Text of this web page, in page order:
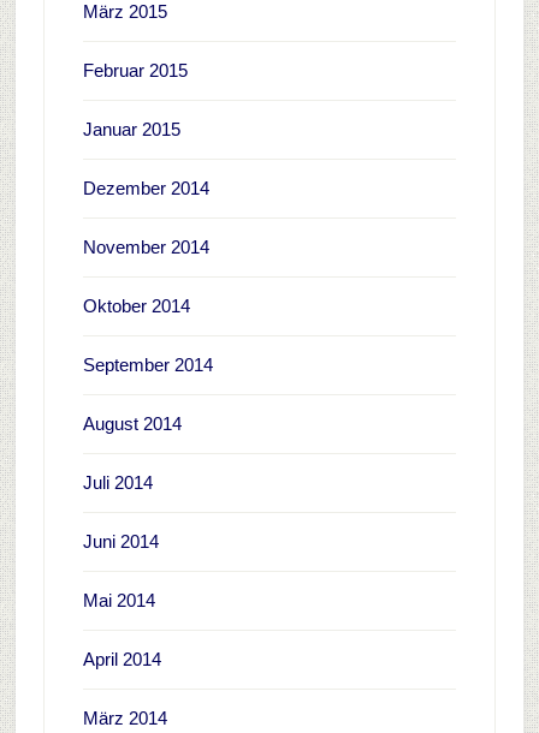
März 2015
Februar 2015
Januar 2015
Dezember 2014
November 2014
Oktober 2014
September 2014
August 2014
Juli 2014
Juni 2014
Mai 2014
April 2014
März 2014